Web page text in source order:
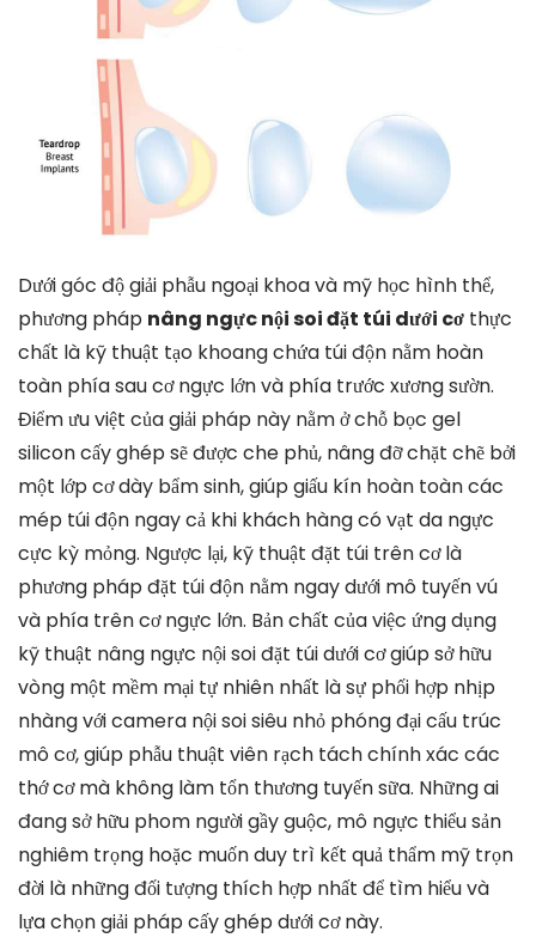
Dưới góc độ giải phẫu ngoại khoa và mỹ học hình thể,
phương pháp nâng ngực nội soi đặt túi dưới cơ thực
chất là kỹ thuật tạo khoang chứa túi độn nằm hoàn
toàn phía sau cơ ngực lớn và phía trước xương sườn.
Điểm ưu việt của giải pháp này nằm ở chỗ bọc gel
silicon cấy ghép sẽ được che phủ, nâng đỡ chặt chẽ bởi
một lớp cơ dày bẩm sinh, giúp giấu kín hoàn toàn các
mép túi độn ngay cả khi khách hàng có vạt da ngực
cực kỳ mỏng. Ngược lại, kỹ thuật đặt túi trên cơ là
phương pháp đặt túi độn nằm ngay dưới mô tuyến vú
và phía trên cơ ngực lớn. Bản chất của việc ứng dụng
kỹ thuật nâng ngực nội soi đặt túi dưới cơ giúp sở hữu
vòng một mềm mại tự nhiên nhất là sự phối hợp nhịp
nhàng với camera nội soi siêu nhỏ phóng đại cấu trúc
mô cơ, giúp phẫu thuật viên rạch tách chính xác các
thớ cơ mà không làm tổn thương tuyến sữa. Những ai
đang sở hữu phom người gầy guộc, mô ngực thiểu sản
nghiêm trọng hoặc muốn duy trì kết quả thẩm mỹ trọn
đời là những đối tượng thích hợp nhất để tìm hiểu và
lựa chọn giải pháp cấy ghép dưới cơ này.